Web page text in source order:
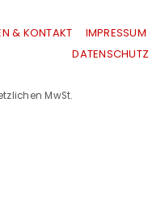
& KONTAKT
IMPRESSUM
|DATENSCHUTZ
MwSt.